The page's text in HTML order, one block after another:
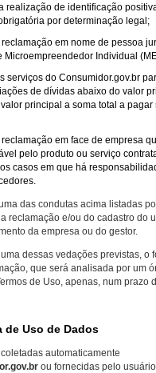
realização de identificação
por determinação legal;
em nome de pessoa
Microempreendedor Individual
serviços do Consumidor.gov.br
de dívidas abaixo do valor
principal a soma total a
em face de empresa
pelo produto ou serviço
casos em que há
das condutas acima listadas
reclamação e/ou do cadastro do
da empresa ou do gestor.
dessas vedações previstas, o
que será analisada por um
de Uso, apenas, num prazo
de Uso de Dados
automaticamente
ou fornecidas pelo